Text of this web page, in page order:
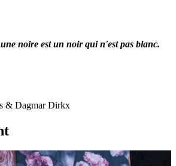
noire est un noir qui n'est pas blanc.
& Dagmar Dirkx